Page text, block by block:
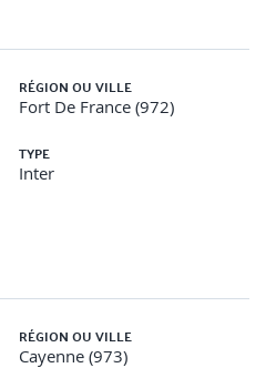
composition
entre composants
api
composants Vue.js pour
RÉGION OU VILLE
Fort De France (972)
TYPE
Inter
RÉGION OU VILLE
Cayenne (973)